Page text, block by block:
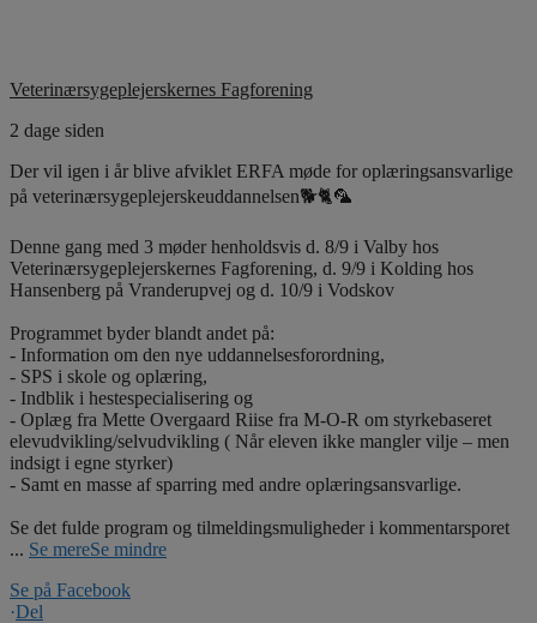
Veterinærsygeplejerskernes Fagforening
2 dage siden
Der vil igen i år blive afviklet ERFA møde for oplæringsansvarlige
på veterinærsygeplejerskeuddannelsen🐕🐈🦜
Denne gang med 3 møder henholdsvis d. 8/9 i Valby hos
Veterinærsygeplejerskernes Fagforening, d. 9/9 i Kolding hos
Hansenberg på Vranderupvej og d. 10/9 i Vodskov
Programmet byder blandt andet på:
- Information om den nye uddannelsesforordning,
- SPS i skole og oplæring,
- Indblik i hestespecialisering og
- Oplæg fra Mette Overgaard Riise fra M-O-R om styrkebaseret
elevudvikling/selvudvikling ( Når eleven ikke mangler vilje – men
indsigt i egne styrker)
- Samt en masse af sparring med andre oplæringsansvarlige.
Se det fulde program og tilmeldingsmuligheder i kommentarsporet
... Se mereSe mindre
Se på Facebook
·Del